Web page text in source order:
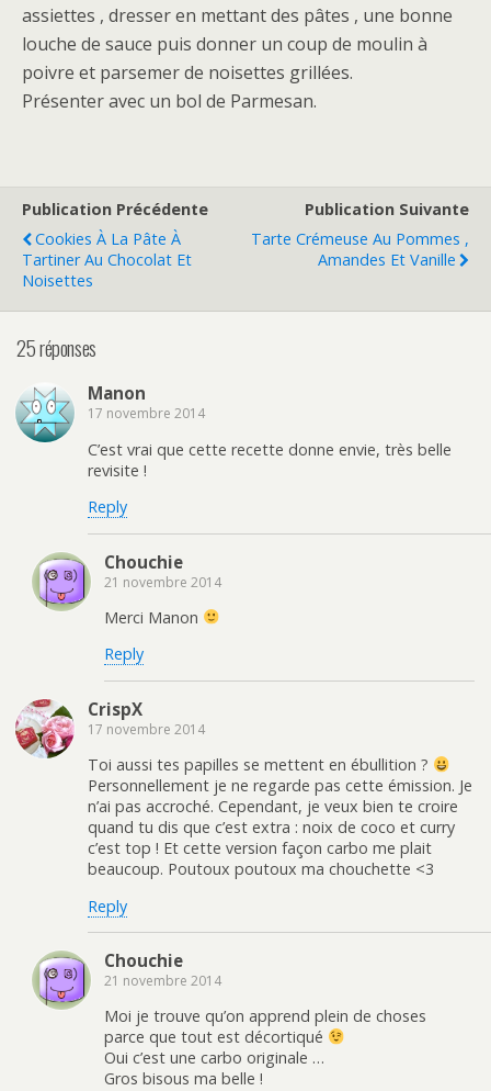
assiettes , dresser en mettant des pâtes , une bonne
louche de sauce puis donner un coup de moulin à
poivre et parsemer de noisettes grillées.
Présenter avec un bol de Parmesan.
Publication Précédente
Cookies À La Pâte À
Tartiner Au Chocolat Et
Noisettes
Publication Suivante
Tarte Crémeuse Au Pommes ,
Amandes Et Vanille
25 réponses
Manon
17 novembre 2014
C’est vrai que cette recette donne envie, très belle
revisite !
Reply
Chouchie
21 novembre 2014
Merci Manon
Reply
CrispX
17 novembre 2014
Toi aussi tes papilles se mettent en ébullition ?
Personnellement je ne regarde pas cette émission. Je
n’ai pas accroché. Cependant, je veux bien te croire
quand tu dis que c’est extra : noix de coco et curry
c’est top ! Et cette version façon carbo me plait
beaucoup. Poutoux poutoux ma chouchette <3
Reply
Chouchie
21 novembre 2014
Moi je trouve qu’on apprend plein de choses
parce que tout est décortiqué
Oui c’est une carbo originale …
Gros bisous ma belle !